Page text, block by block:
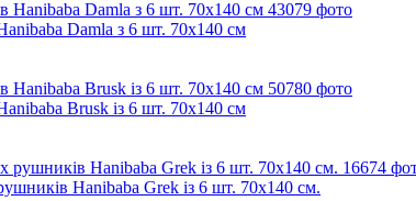
Damla з 6 шт. 70x140 см
Brusk із 6 шт. 70x140 см
Hanibaba Grek із 6 шт. 70х140 см.